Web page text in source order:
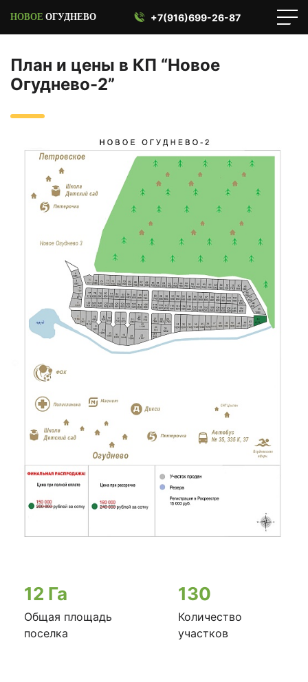
+7(916)699-26-87
План и цены в КП “Новое
Огуднево-2”
12 Га
Общая площадь
поселка
130
Количество
участков